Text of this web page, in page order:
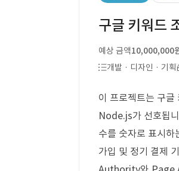
구글 키워드
예상 금액10,000,000
개발 · 디자인 · 기획
이 프로젝트는 구
Node.js가 선호됩
수를 숫자로 표시하
가입 및 정기 결제